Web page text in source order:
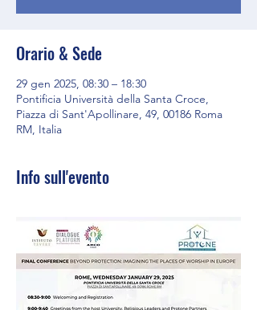
Orario & Sede
29 gen 2025, 08:30 – 18:30
Pontificia Università della Santa Croce,
Piazza di Sant'Apollinare, 49, 00186 Roma
RM, Italia
Info sull'evento